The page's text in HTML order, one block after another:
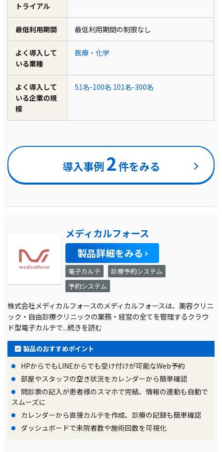
トライアル
最低利用期間 最低利用期間の制限なし
よく導入して
いる業種
医療・化学
よく導入して
いる企業の規
模
51名-100名 101名-300名
導入事例 2件をみる
メディカルフォース
製品詳細をみる
電子カルテ
診療予約システム
予約システム
株式会社メディカルフォースのメディカルフォースは、美容クリニ
ック・自由診療クリニックの業務・経営の全てを管理するクラウ
ド型電子カルテで...続きを読む
製品のおすすめポイント
HPからでもLINEからでも受け付けが可能なWeb予約
部屋やスタッフの空き状況をカレンダーから簡単確認
問診票の記入が患者様のスマホで完結、情報の連動も自動で
スムーズに
カレンダーから直接カルテを作成、診療の記録も簡単確認
ダッシュボードで来院者数や施術回数を可視化